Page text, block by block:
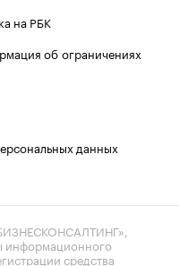
на РБК
об ограничениях
данных
информационного
средства